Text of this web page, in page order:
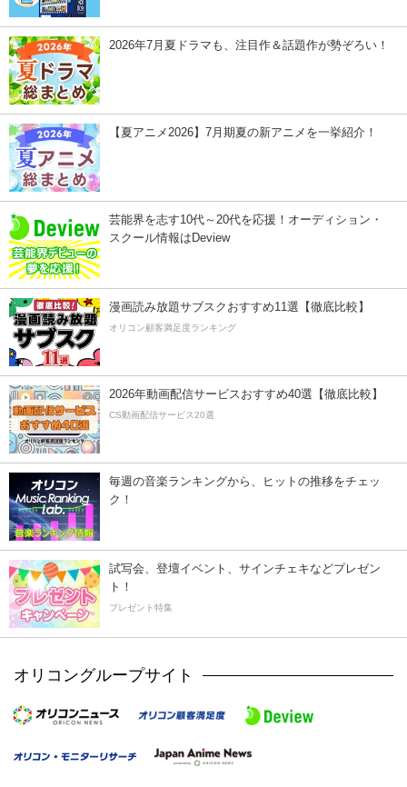
2026年7月夏ドラマも、注目作＆話題作が勢ぞろい！
【夏アニメ2026】7月期夏の新アニメを一挙紹介！
芸能界を志す10代～20代を応援！オーディション・
スクール情報はDeview
漫画読み放題サブスクおすすめ11選【徹底比較】
オリコン顧客満足度ランキング
2026年動画配信サービスおすすめ40選【徹底比較】
CS動画配信サービス20選
毎週の音楽ランキングから、ヒットの推移をチェッ
ク！
試写会、登壇イベント、サインチェキなどプレゼン
ト！
プレゼント特集
オリコングループサイト